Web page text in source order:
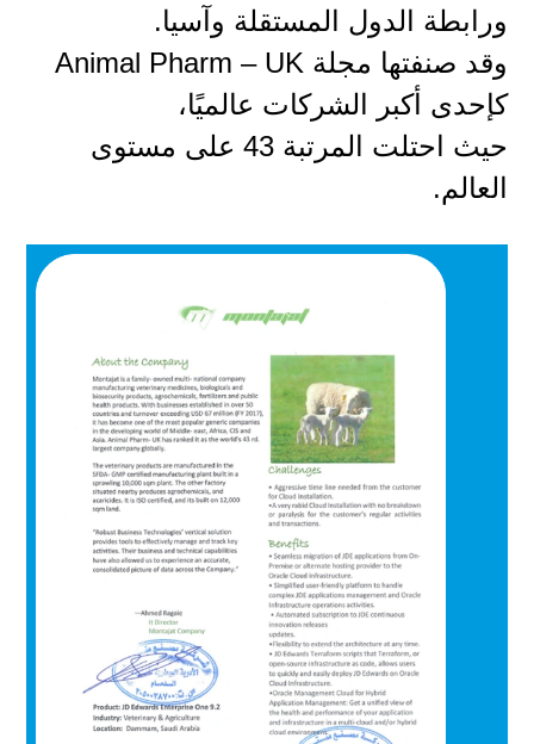
ورابطة الدول المستقلة وآسيا.
وقد صنفتها مجلة Animal Pharm – UK
كإحدى أكبر الشركات عالميًا،
حيث احتلت المرتبة 43 على مستوى
العالم.